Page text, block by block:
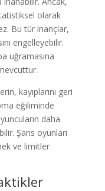
olarak
Bu tür inançlar,
engelleyebilir.
uğramasına
kayıplarını geri
eğiliminde
daha
Şans oyunları
ve limitler